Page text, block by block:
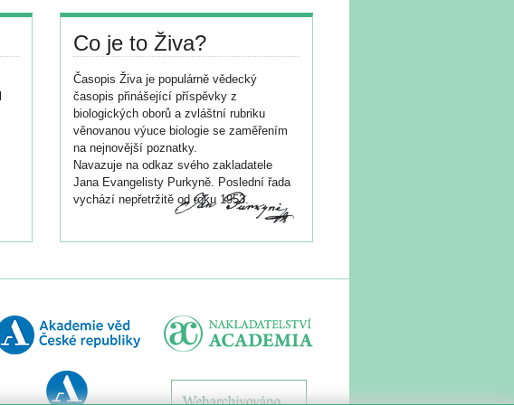
Co je to Živa?
Časopis Živa je populárně vědecký
časopis přinášející příspěvky z
biologických oborů a zvláštní rubriku
věnovanou výuce biologie se zaměřením
na nejnovější poznatky.
Navazuje na odkaz svého zakladatele
Jana Evangelisty Purkyně. Poslední řada
vychází nepřetržitě od roku 1953.